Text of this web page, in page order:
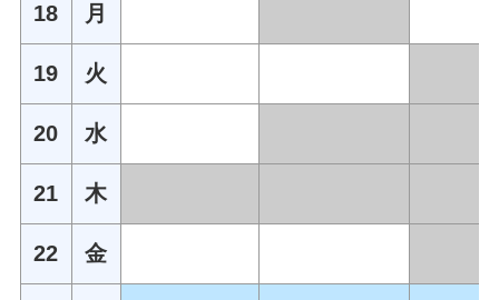
18 月
19 火
20 水
21 木
22 金